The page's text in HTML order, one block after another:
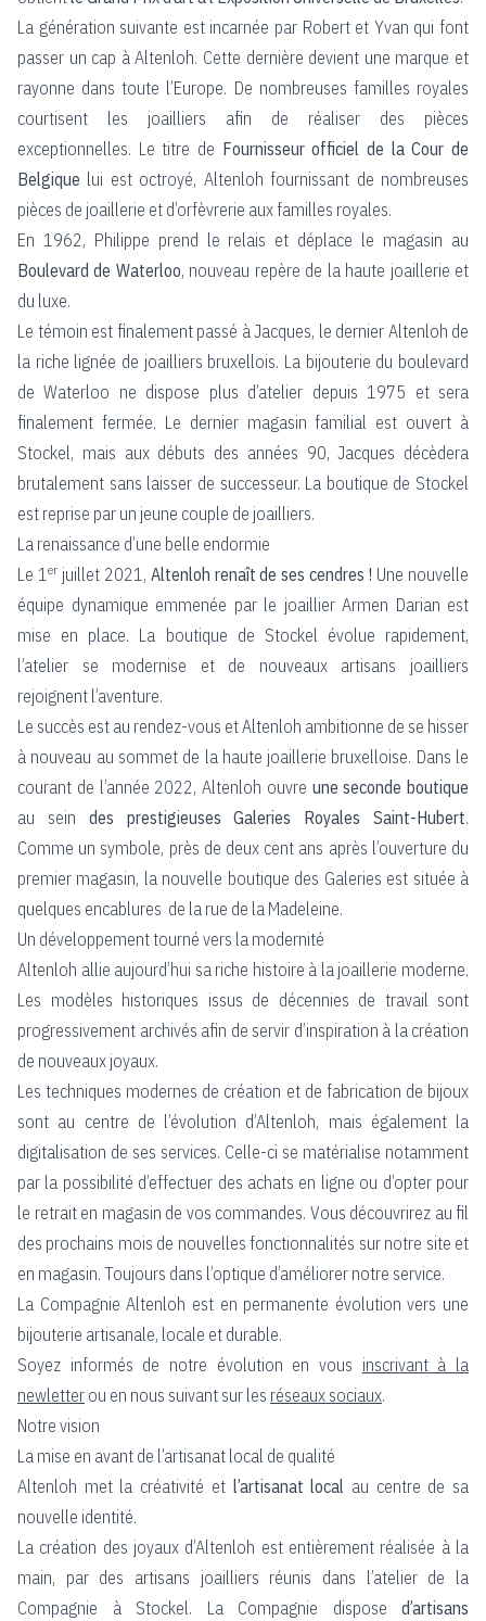
La génération suivante est incarnée par Robert et Yvan qui font
passer un cap à Altenloh. Cette dernière devient une marque et
rayonne dans toute l’Europe. De nombreuses familles royales
courtisent les joailliers afin de réaliser des pièces
exceptionnelles. Le titre de Fournisseur officiel de la Cour de
Belgique lui est octroyé, Altenloh fournissant de nombreuses
pièces de joaillerie et d’orfèvrerie aux familles royales.
En 1962, Philippe prend le relais et déplace le magasin au
Boulevard de Waterloo, nouveau repère de la haute joaillerie et
du luxe.
Le témoin est finalement passé à Jacques, le dernier Altenloh de
la riche lignée de joailliers bruxellois. La bijouterie du boulevard
de Waterloo ne dispose plus d’atelier depuis 1975 et sera
finalement fermée. Le dernier magasin familial est ouvert à
Stockel, mais aux débuts des années 90, Jacques décèdera
brutalement sans laisser de successeur. La boutique de Stockel
est reprise par un jeune couple de joailliers.
La renaissance d’une belle endormie
Le 1erjuillet 2021, Altenloh renaît de ses cendres ! Une nouvelle
équipe dynamique emmenée par le joaillier Armen Darian est
mise en place. La boutique de Stockel évolue rapidement,
l’atelier se modernise et de nouveaux artisans joailliers
rejoignent l’aventure.
Le succès est au rendez-vous et Altenloh ambitionne de se hisser
à nouveau au sommet de la haute joaillerie bruxelloise. Dans le
courant de l’année 2022, Altenloh ouvre une seconde boutique
au sein des prestigieuses Galeries Royales Saint-Hubert.
Comme un symbole, près de deux cent ans après l’ouverture du
premier magasin, la nouvelle boutique des Galeries est située à
quelques encablures de la rue de la Madeleine.
Un développement tourné vers la modernité
Altenloh allie aujourd’hui sa riche histoire à la joaillerie moderne.
Les modèles historiques issus de décennies de travail sont
progressivement archivés afin de servir d’inspiration à la création
de nouveaux joyaux.
Les techniques modernes de création et de fabrication de bijoux
sont au centre de l’évolution d’Altenloh, mais également la
digitalisation de ses services. Celle-ci se matérialise notamment
par la possibilité d’effectuer des achats en ligne ou d’opter pour
le retrait en magasin de vos commandes. Vous découvrirez au fil
des prochains mois de nouvelles fonctionnalités sur notre site et
en magasin. Toujours dans l’optique d’améliorer notre service.
La Compagnie Altenloh est en permanente évolution vers une
bijouterie artisanale, locale et durable.
Soyez informés de notre évolution en vous inscrivant à la
newletter ou en nous suivant sur les réseaux sociaux.
Notre vision
La mise en avant de l’artisanat local de qualité
Altenloh met la créativité et l’artisanat local au centre de sa
nouvelle identité.
La création des joyaux d’Altenloh est entièrement réalisée à la
main, par des artisans joailliers réunis dans l’atelier de la
Compagnie à Stockel. La Compagnie dispose d’artisans